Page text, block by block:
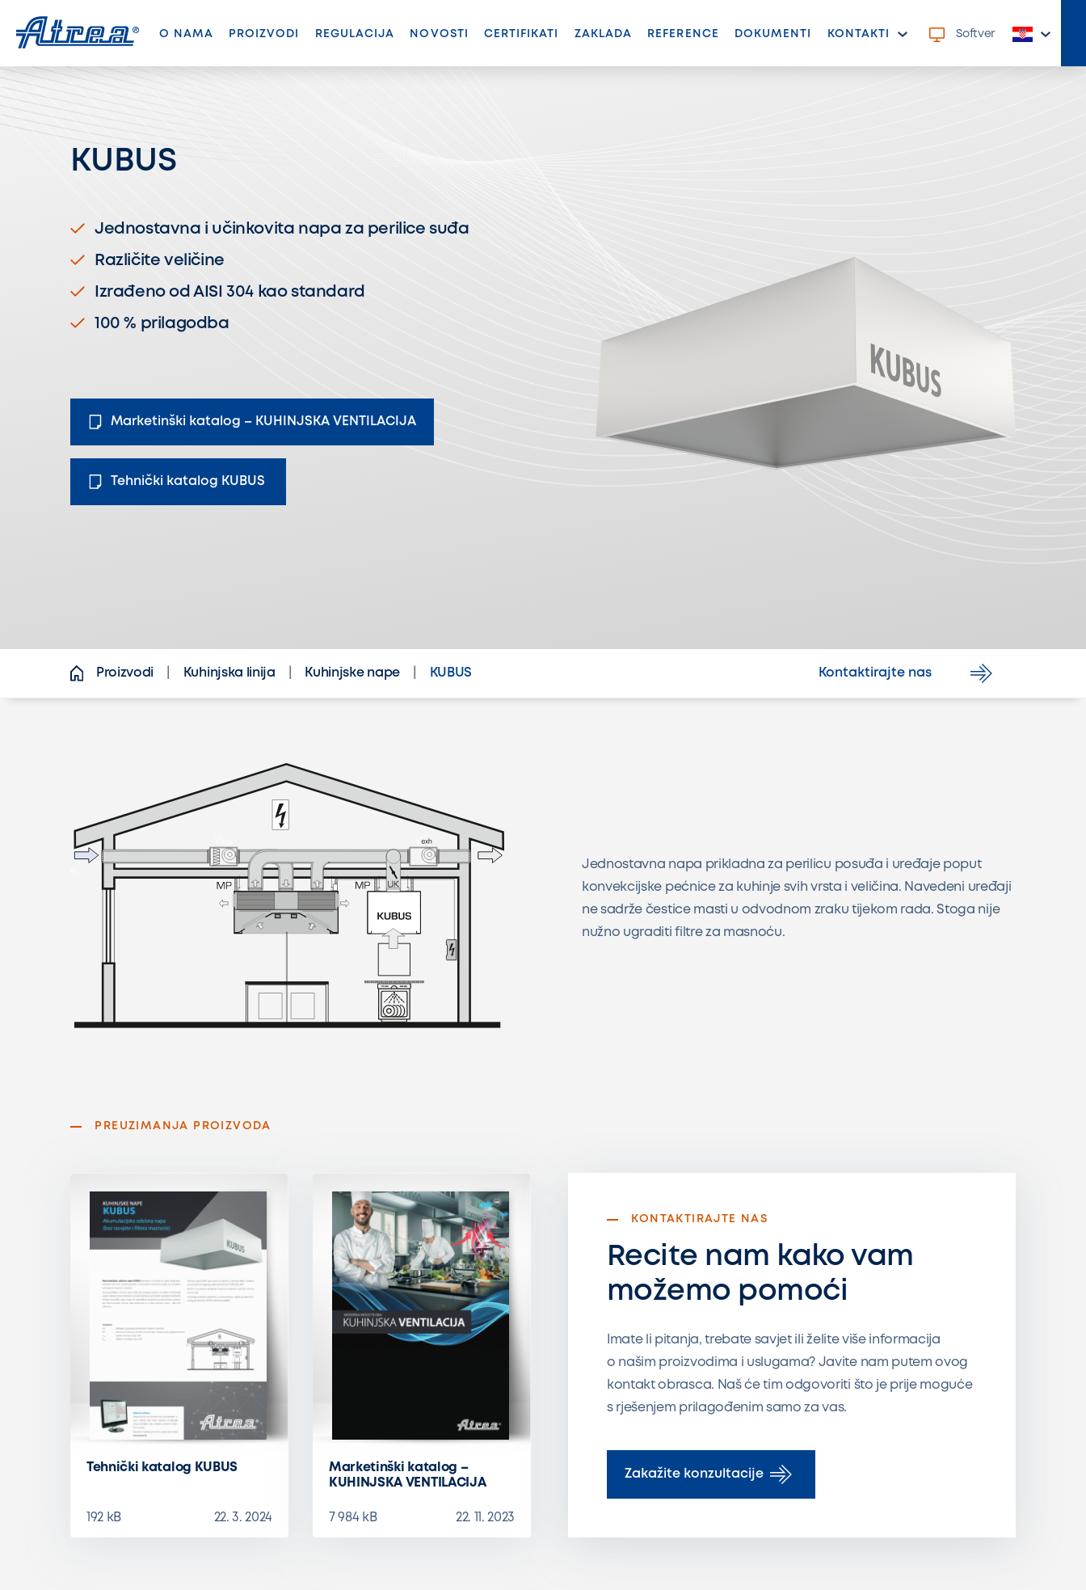
O NAMA
PROIZVODI
REGULACIJA NOVOSTI CERTIFIKATI ZAKLADA REFERENCE DOKUMENTI KONTAKTI Softver
KUBUS
Jednostavna i učinkovita napa za perilice suđa
Različite veličine
Izrađeno od AISI 304 kao standard
100 % prilagodba
Marketinški katalog – KUHINJSKA VENTILACIJA
Tehnički katalog KUBUS
Proizvodi Kuhinjska linija Kuhinjske nape KUBUS Kontaktirajte nas
Jednostavna napa prikladna za perilicu posuđa i uređaje poput
konvekcijske pećnice za kuhinje svih vrsta i veličina. Navedeni uređaji
ne sadrže čestice masti u odvodnom zraku tijekom rada. Stoga nije
nužno ugraditi filtre za masnoću.
PREUZIMANJA PROIZVODA
Tehnički katalog KUBUS
192 kB 22. 3. 2024
Marketinški katalog –
KUHINJSKA VENTILACIJA
7 984 kB 22. 11. 2023
KONTAKTIRAJTE NAS
Recite nam kako vam
možemo pomoći
Imate li pitanja, trebate savjet ili želite više informacija
o našim proizvodima i uslugama? Javite nam putem ovog
kontakt obrasca. Naš će tim odgovoriti što je prije moguće
s rješenjem prilagođenim samo za vas.
Zakažite konzultacije